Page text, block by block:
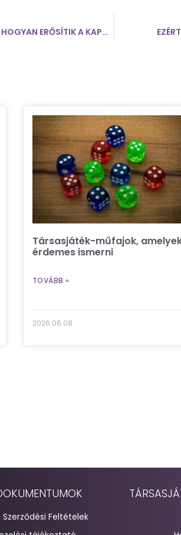
PÁROKNAK SZÓLÓ TÁRSASJÁTÉKOK – HOGYAN ERŐSÍTIK A KAPCSOLATOT ÉS A BARÁTSÁGOKAT
Társasjáték-műfajok,
érdemes ismerni
TOVÁBB »
2026.06.08.
Feltételek